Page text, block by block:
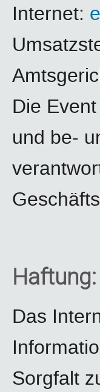
Internet:
Die
und be-
Haftung:
Das
Sorgfalt